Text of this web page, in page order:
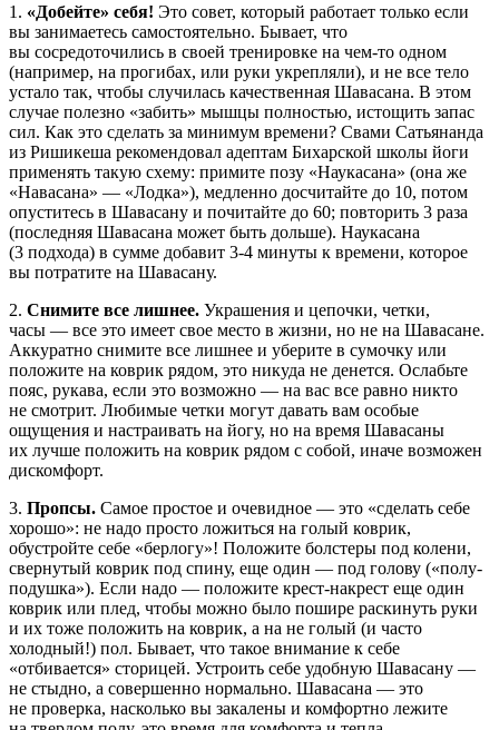
1. «Добейте» себя! Это совет, который работает только если
вы занимаетесь самостоятельно. Бывает, что
вы сосредоточились в своей тренировке на чем-то одном
(например, на прогибах, или руки укрепляли), и не все тело
устало так, чтобы случилась качественная Шавасана. В этом
случае полезно «забить» мышцы полностью, истощить запас
сил. Как это сделать за минимум времени? Свами Сатьянанда
из Ришикеша рекомендовал адептам Бихарской школы йоги
применять такую схему: примите позу «Наукасана» (она же
«Навасана» — «Лодка»), медленно досчитайте до 10, потом
опуститесь в Шавасану и почитайте до 60; повторить 3 раза
(последняя Шавасана может быть дольше). Наукасана
(3 подхода) в сумме добавит 3-4 минуты к времени, которое
вы потратите на Шавасану.
2. Снимите все лишнее. Украшения и цепочки, четки,
часы — все это имеет свое место в жизни, но не на Шавасане.
Аккуратно снимите все лишнее и уберите в сумочку или
положите на коврик рядом, это никуда не денется. Ослабьте
пояс, рукава, если это возможно — на вас все равно никто
не смотрит. Любимые четки могут давать вам особые
ощущения и настраивать на йогу, но на время Шавасаны
их лучше положить на коврик рядом с собой, иначе возможен
дискомфорт.
3. Пропсы. Самое простое и очевидное — это «сделать себе
хорошо»: не надо просто ложиться на голый коврик,
обустройте себе «берлогу»! Положите болстеры под колени,
свернутый коврик под спину, еще один — под голову («полу-
подушка»). Если надо — положите крест-накрест еще один
коврик или плед, чтобы можно было пошире раскинуть руки
и их тоже положить на коврик, а на не голый (и часто
холодный!) пол. Бывает, что такое внимание к себе
«отбивается» сторицей. Устроить себе удобную Шавасану —
не стыдно, а совершенно нормально. Шавасана — это
не проверка, насколько вы закалены и комфортно лежите